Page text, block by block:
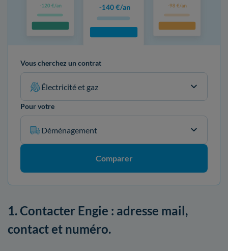
Vous cherchez un contrat
Électricité et gaz
Pour votre
Déménagement
Comparer
1. Contacter Engie : adresse mail,
contact et numéro.